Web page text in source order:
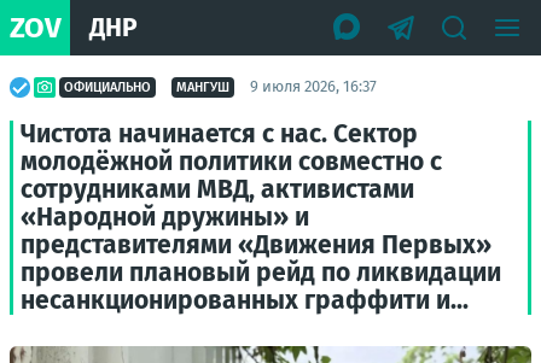
ZOV ДНР
ОФИЦИАЛЬНО МАНГУШ 9 июля 2026, 16:37
Чистота начинается с нас. Сектор
молодёжной политики совместно с
сотрудниками МВД, активистами
«Народной дружины» и
представителями «Движения Первых»
провели плановый рейд по ликвидации
несанкционированных граффити и...